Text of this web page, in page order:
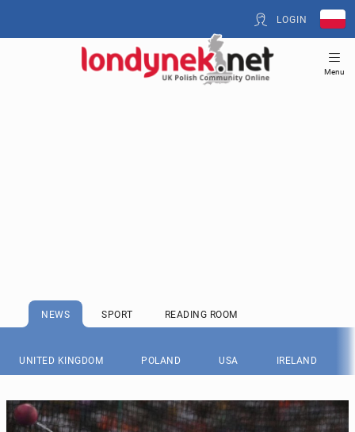
LOGIN
Menu
NEWS SPORT READING ROOM
UNITED KINGDOM POLAND USA IRELAND